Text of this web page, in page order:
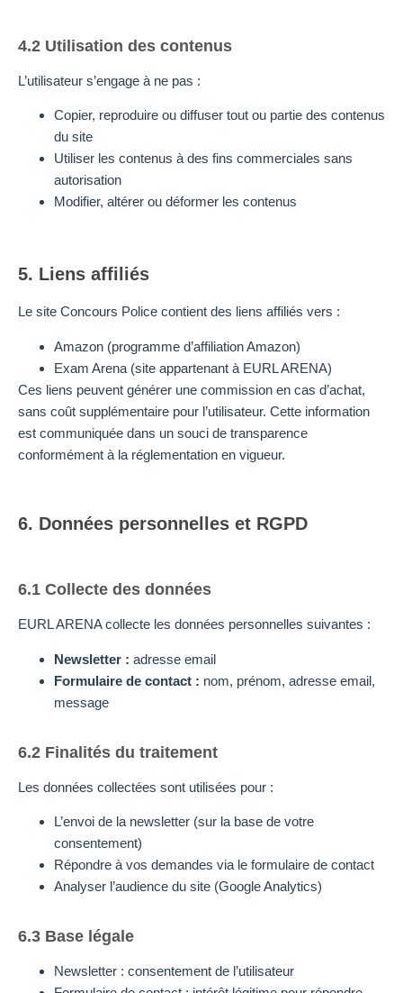
4.2 Utilisation des contenus
L’utilisateur s’engage à ne pas :
Copier, reproduire ou diffuser tout ou partie des contenus
du site
Utiliser les contenus à des fins commerciales sans
autorisation
Modifier, altérer ou déformer les contenus
5. Liens affiliés
Le site Concours Police contient des liens affiliés vers :
Amazon (programme d’affiliation Amazon)
Exam Arena (site appartenant à EURL ARENA)
Ces liens peuvent générer une commission en cas d’achat,
sans coût supplémentaire pour l’utilisateur. Cette information
est communiquée dans un souci de transparence
conformément à la réglementation en vigueur.
6. Données personnelles et RGPD
6.1 Collecte des données
EURL ARENA collecte les données personnelles suivantes :
Newsletter : adresse email
Formulaire de contact : nom, prénom, adresse email,
message
6.2 Finalités du traitement
Les données collectées sont utilisées pour :
L’envoi de la newsletter (sur la base de votre
consentement)
Répondre à vos demandes via le formulaire de contact
Analyser l’audience du site (Google Analytics)
6.3 Base légale
Newsletter : consentement de l’utilisateur